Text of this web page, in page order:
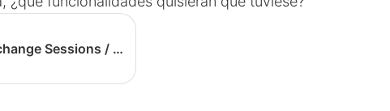
Language Exchange Sessions / Sesiones de intercambio de idiomas